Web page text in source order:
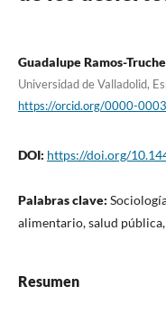
Guadalupe Ramos-
Universidad de Valladolid,
https://orcid.org/0000-
DOI: https://doi.org/
Palabras clave:
alimentario, salud
Resumen